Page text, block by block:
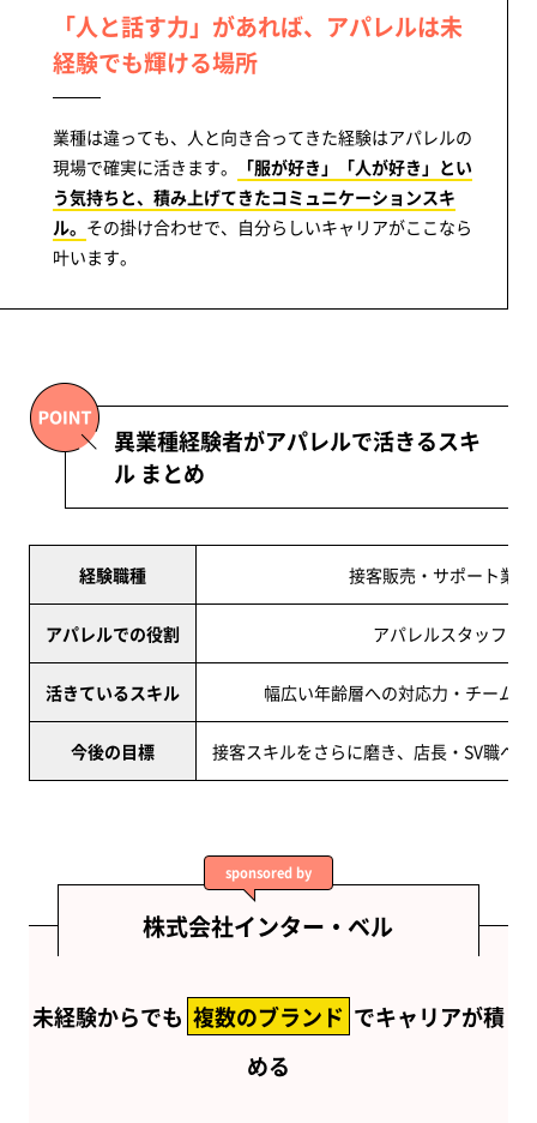
「人と話す力」があれば、アパレルは未
経験でも輝ける場所
業種は違っても、人と向き合ってきた経験はアパレルの
現場で確実に活きます。
「服が好き」「人が好き」とい
う気持ちと、積み上げてきたコミュニケーションスキ
ル。 その掛け合わせで、自分らしいキャリアがここなら
叶います。
異業種経験者がアパレルで活きるスキ
ル まとめ
経験職種 接客販売・サポート業
アパレルでの役割 アパレルスタッフ（
活きているスキル 幅広い年齢層への対応力・チーム
今後の目標 接客スキルをさらに磨き、店長・SV職へ
sponsored by
株式会社インター・ベル
未経験からでも 複数のブランド でキャリアが積
める